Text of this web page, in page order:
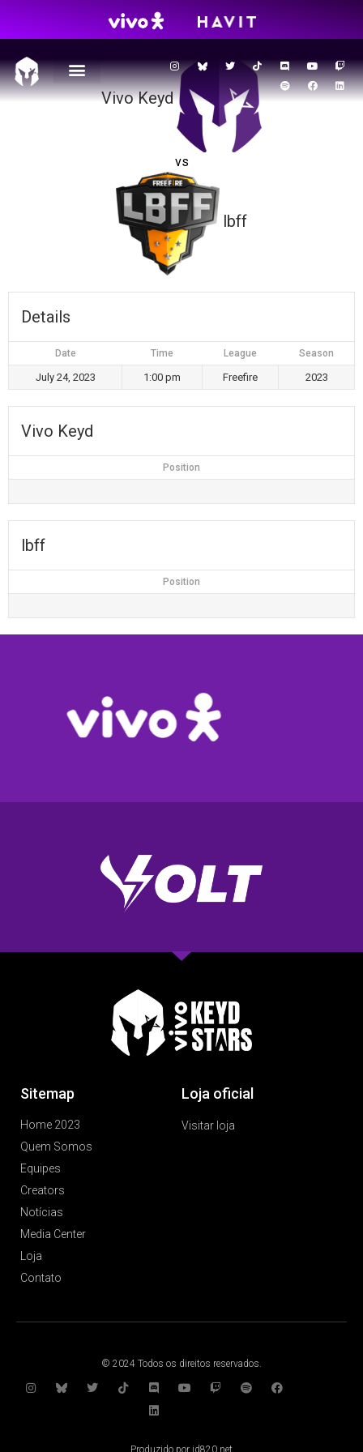
VKS – LBFF – AeB
Vivo Keyd
vs
lbff
Details
Date Time League Season
July 24, 2023 1:00 pm Freefire 2023
Vivo Keyd
Position
lbff
Position
Sitemap
Home 2023
Quem Somos
Equipes
Creators
Notícias
Media Center
Loja
Contato
Loja oficial
Visitar loja
© 2024 Todos os direitos reservados.
Produzido por id820.net